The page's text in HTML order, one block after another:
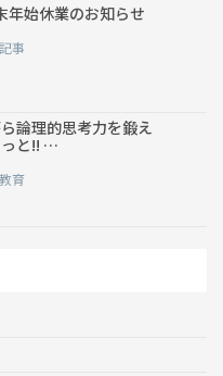
年始休業のお知らせ
記事
論理的思考力を鍛え
と!! …
教育